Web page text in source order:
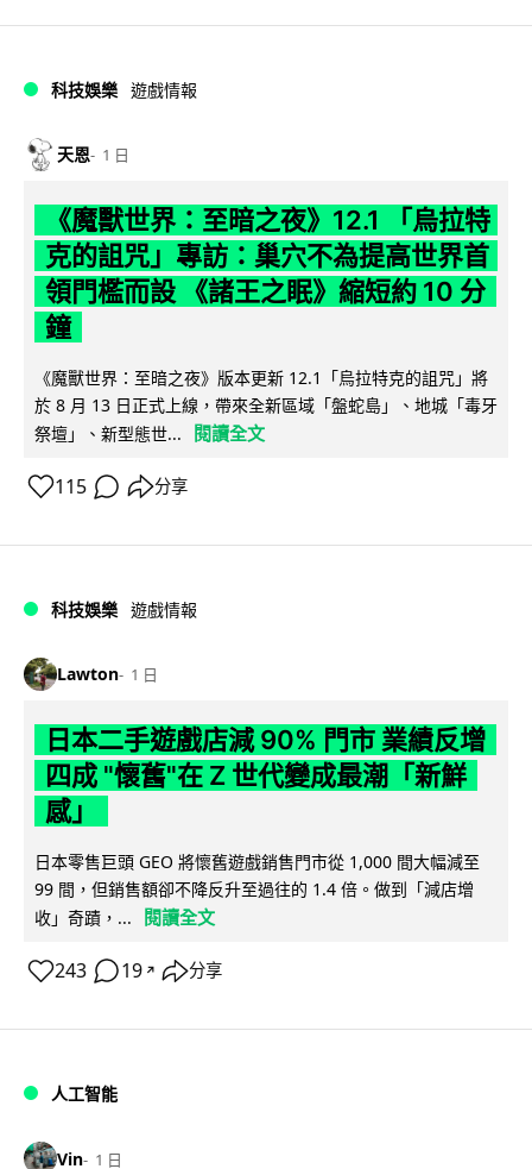
科技娛樂 遊戲情報
天恩 1 日
《魔獸世界：至暗之夜》12.1 「烏拉特
克的詛咒」專訪：巢穴不為提高世界首
領門檻而設 《諸王之眠》縮短約 10 分
鐘
《魔獸世界：至暗之夜》版本更新 12.1「烏拉特克的詛咒」將
於 8 月 13 日正式上線，帶來全新區域「盤蛇島」、地城「毒牙
祭壇」、新型態世...
閱讀全文
115 分享
科技娛樂 遊戲情報
Lawton 1 日
日本二手遊戲店減 90% 門市 業績反增
四成 "懷舊"在 Z 世代變成最潮「新鮮
感」
日本零售巨頭 GEO 將懷舊遊戲銷售門市從 1,000 間大幅減至
99 間，但銷售額卻不降反升至過往的 1.4 倍。做到「減店增
收」奇蹟，...
閱讀全文
243 19 ↗ 分享
人工智能
Vin 1 日